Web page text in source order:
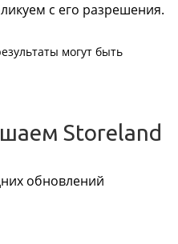
с его разрешения.
могут быть
Storeland
обновлений